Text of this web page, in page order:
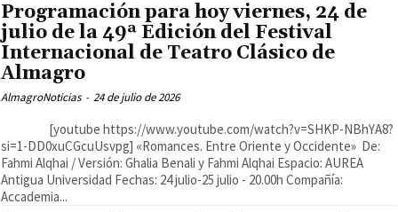
Programación para hoy viernes, 24 de
julio de la 49ª Edición del Festival
Internacional de Teatro Clásico de
Almagro
AlmagroNoticias - 24 de julio de 2026
si=1-DD0xuCGcuUsvpg] «Romances. Entre Oriente y Occidente» De:
Fahmi Alqhai / Versión: Ghalia Benali y Fahmi Alqhai Espacio: AUREA
Antigua Universidad Fechas: 24 julio-25 julio - 20.00h Compañía:
Accademia...